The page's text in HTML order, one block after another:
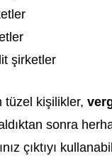
şirketler
tüzel kişilikler,
sonra
çıktıyı